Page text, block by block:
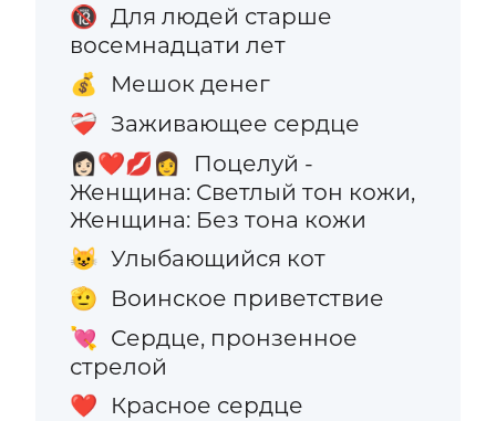
🔞 Для людей старше
восемнадцати лет
💰 Мешок денег
❤️‍🩹 Заживающее сердце
👩🏻‍❤️‍💋‍👩
Поцелуй -
Женщина: Светлый тон кожи,
Женщина: Без тона кожи
😺 Улыбающийся кот
🫡 Воинское приветствие
💘 Сердце, пронзенное
стрелой
❤️ Красное сердце